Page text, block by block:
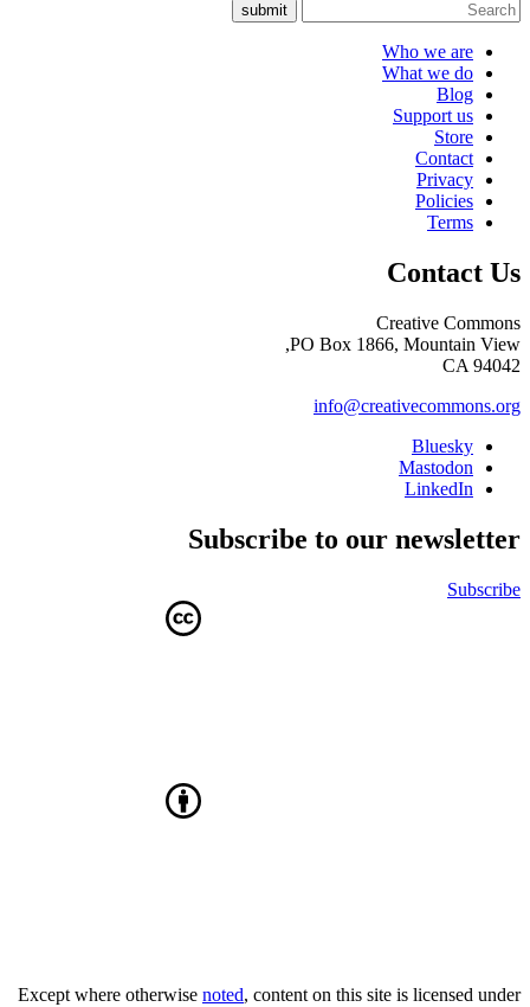
submit
Who we are
What we do
Blog
Support us
Store
Contact
Privacy
Policies
Terms
Contact Us
Creative Commons
PO Box 1866, Mountain View,
CA 94042
info@creativecommons.org
Bluesky
Mastodon
LinkedIn
Subscribe to our newsletter
Subscribe
Except where otherwise noted, content on this site is licensed under